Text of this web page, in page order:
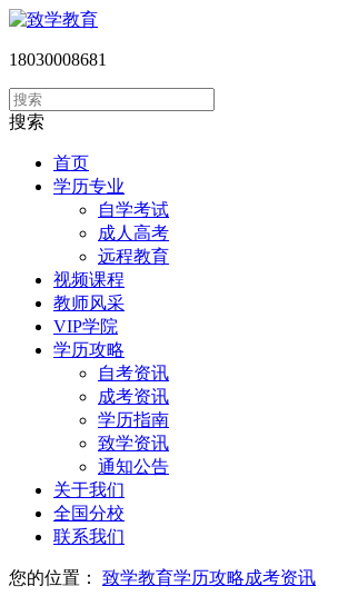
18030008681
搜索
首页
学历专业
自学考试
成人高考
远程教育
视频课程
教师风采
VIP学院
学历攻略
自考资讯
成考资讯
学历指南
致学资讯
通知公告
关于我们
全国分校
联系我们
您的位置： 致学教育学历攻略成考资讯